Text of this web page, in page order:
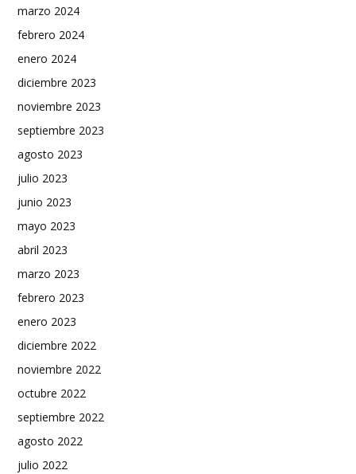
marzo 2024
febrero 2024
enero 2024
diciembre 2023
noviembre 2023
septiembre 2023
agosto 2023
julio 2023
junio 2023
mayo 2023
abril 2023
marzo 2023
febrero 2023
enero 2023
diciembre 2022
noviembre 2022
octubre 2022
septiembre 2022
agosto 2022
julio 2022